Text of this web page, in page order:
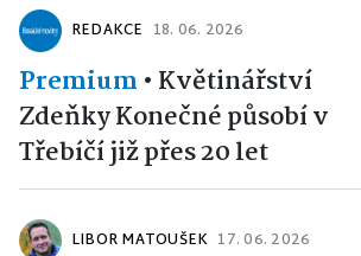
REDAKCE 18. 06. 2026
Premium • Květinářství
Zdeňky Konečné působí v
Třebíčí již přes 20 let
LIBOR MATOUŠEK 17. 06. 2026